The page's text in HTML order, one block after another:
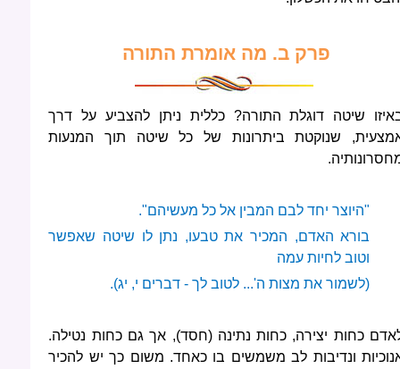
פרק ב. מה אומרת התורה
שיטה דוגלת התורה? כללית ניתן להצביע על דרך
שנוקטת ביתרונות של כל שיטה תוך המנעות
"היוצר יחד לבם המבין אל כל מעשיהם".
בורא האדם, המכיר את טבעו, נתן לו שיטה שאפשר
וטוב לחיות עמה
(לשמור את מצות ה'... לטוב לך - דברים י, יג).
כחות יצירה, כחות נתינה (חסד), אך גם כחות נטילה.
ונדיבות לב משמשים בו כאחד. משום כך יש להכיר